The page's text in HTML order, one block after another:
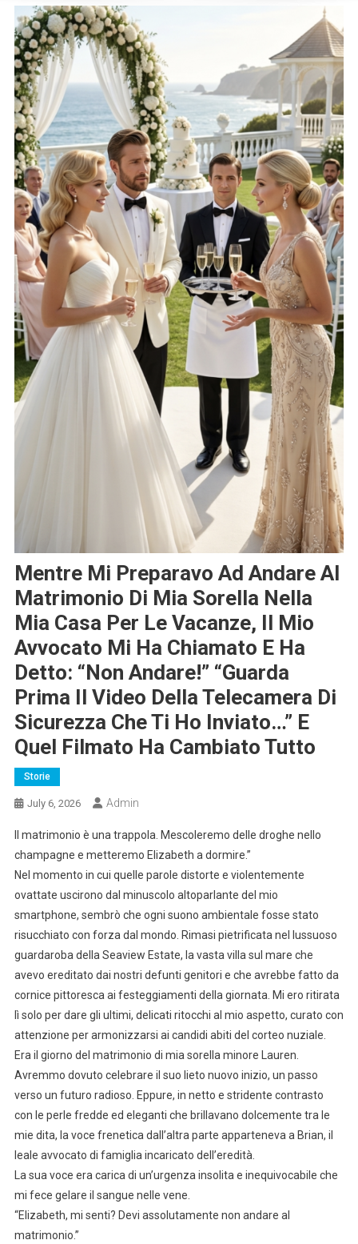
Mentre Mi Preparavo Ad Andare Al
Matrimonio Di Mia Sorella Nella
Mia Casa Per Le Vacanze, Il Mio
Avvocato Mi Ha Chiamato E Ha
Detto: “Non Andare!” “Guarda
Prima Il Video Della Telecamera Di
Sicurezza Che Ti Ho Inviato…” E
Quel Filmato Ha Cambiato Tutto
Storie
July 6, 2026 Admin
Il matrimonio è una trappola. Mescoleremo delle droghe nello
champagne e metteremo Elizabeth a dormire.”
Nel momento in cui quelle parole distorte e violentemente
ovattate uscirono dal minuscolo altoparlante del mio
smartphone, sembrò che ogni suono ambientale fosse stato
risucchiato con forza dal mondo. Rimasi pietrificata nel lussuoso
guardaroba della Seaview Estate, la vasta villa sul mare che
avevo ereditato dai nostri defunti genitori e che avrebbe fatto da
cornice pittoresca ai festeggiamenti della giornata. Mi ero ritirata
lì solo per dare gli ultimi, delicati ritocchi al mio aspetto, curato con
attenzione per armonizzarsi ai candidi abiti del corteo nuziale.
Era il giorno del matrimonio di mia sorella minore Lauren.
Avremmo dovuto celebrare il suo lieto nuovo inizio, un passo
verso un futuro radioso. Eppure, in netto e stridente contrasto
con le perle fredde ed eleganti che brillavano dolcemente tra le
mie dita, la voce frenetica dall’altra parte apparteneva a Brian, il
leale avvocato di famiglia incaricato dell’eredità.
La sua voce era carica di un’urgenza insolita e inequivocabile che
mi fece gelare il sangue nelle vene.
“Elizabeth, mi senti? Devi assolutamente non andare al
matrimonio.”